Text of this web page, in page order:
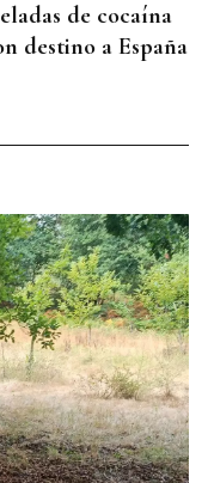
de cocaína
destino a España
a